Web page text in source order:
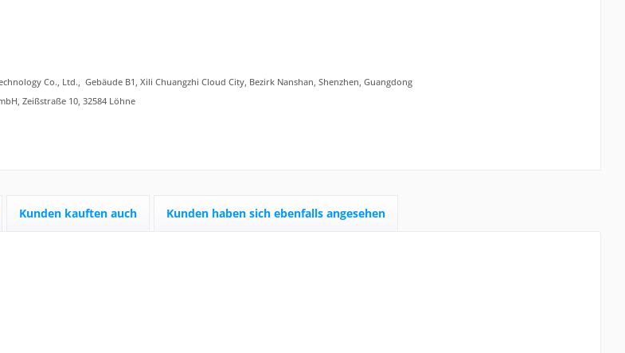
Co., Ltd., Gebäude B1, Xili Chuangzhi Cloud City, Bezirk Nanshan, Shenzhen, Guangdong
Zeißstraße 10, 32584 Löhne
Kunden kauften auch Kunden haben sich ebenfalls angesehen